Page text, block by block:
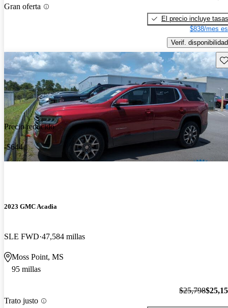
Gran oferta
El precio incluye tasas
$838/mes
Verif. disponibilidad
Precio reducido
-$644
2023 GMC Acadia
SLE FWD 47,584 millas
Moss Point, MS
95 millas
Trato justo
$25,798